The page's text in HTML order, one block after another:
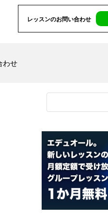
レッスンのお問い合わせ
わせ